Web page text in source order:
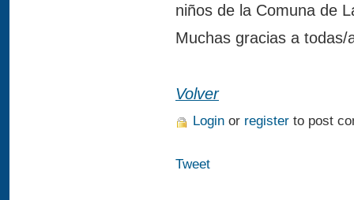
niños de la Comuna de
Muchas gracias a todas/
Volver
Login or register to post
Tweet